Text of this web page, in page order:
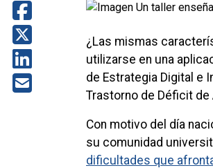
¿Las mismas
utilizarse en una
de Estrategia Digital e
Trastorno de Déficit de
Con motivo del día
su comunidad
dificultades que